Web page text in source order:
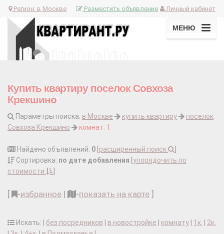
Регион: в Москве Личный кабинет
Разместить объявление
МЕНЮ
Купить квартиру поселок Совхоза
Крекшино
Параметры поиска: в Москве купить квартиру
поселок
Совхоза Крекшино
комнат: 1
Найдено объявлений: 0 расширенный поиск
Сортировка: по дате добавления упорядочить по
стоимости
-избранное | -показать на карте
Искать: | без посредников в новостройке комнату 1к.
2к.